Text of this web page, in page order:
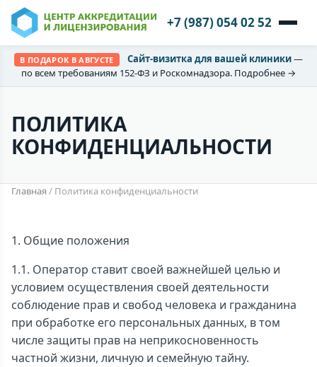
+7 (987) 054 02 52
В ПОДАРОК В АВГУСТЕ Сайт-визитка для вашей клиники—
по всем требованиям 152-ФЗ и Роскомнадзора. Подробнее →
ПОЛИТИКА
КОНФИДЕНЦИАЛЬНОСТИ
Главная / Политика конфиденциальности
1. Общие положения
1.1. Оператор ставит своей важнейшей целью и
условием осуществления своей деятельности
соблюдение прав и свобод человека и гражданина
при обработке его персональных данных, в том
числе защиты прав на неприкосновенность
частной жизни, личную и семейную тайну.